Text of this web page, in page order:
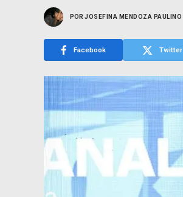
POR JOSEFINA MENDOZA PAULINO
Facebook Twitter